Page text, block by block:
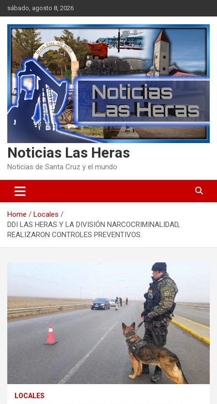
Skip
to
content
sábado, agosto 8, 2026
Noticias Las Heras
Noticias de Santa Cruz y el mundo
Home
Locales
DDI LAS HERAS Y LA DIVISIÓN NARCOCRIMINALIDAD,
REALIZARON CONTROLES PREVENTIVOS.
LOCALES